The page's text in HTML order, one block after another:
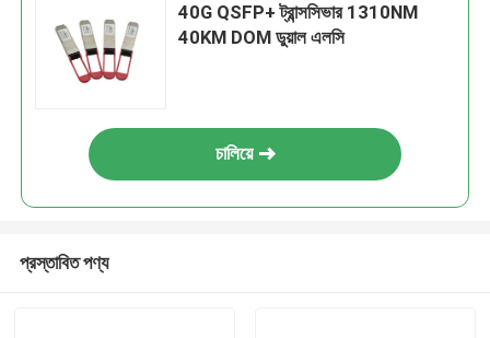
40G QSFP+ ট্রান্সসিভার 1310NM
40KM DOM ডুয়াল এলসি
চালিয়ে
প্রস্তাবিত পণ্য